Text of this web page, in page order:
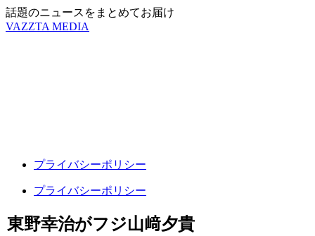
話題のニュースをまとめてお届け
VAZZTA MEDIA
プライバシーポリシー
プライバシーポリシー
東野幸治がフジ山﨑夕貴